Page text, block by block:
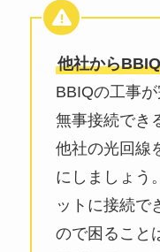
他社から
BBIQの工事
無事接続でき
他社の光回線
にしましょう
ットに接続で
ので困ること